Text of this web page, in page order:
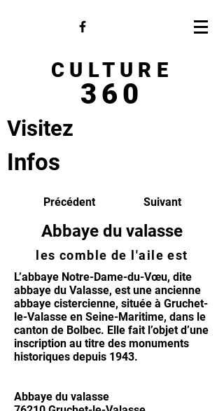
CULTURE
360
Visitez
Infos
Suivant
Précédent
Abbaye du valasse
les comble de l'aile est
L’abbaye Notre-Dame-du-Vœu, dite
abbaye du Valasse, est une ancienne
abbaye cistercienne, située à Gruchet-
le-Valasse en Seine-Maritime, dans le
canton de Bolbec. Elle fait l’objet d’une
inscription au titre des monuments
historiques depuis 1943.
Abbaye du valasse